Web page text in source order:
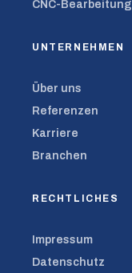
CNC-Bearbeitung
UNTERNEHMEN
Über uns
Referenzen
Karriere
Branchen
RECHTLICHES
Impressum
Datenschutz